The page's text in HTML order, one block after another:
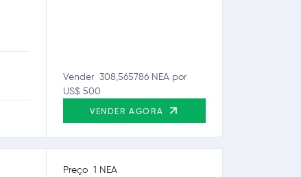
Vender 308,565786 NEA por
US$ 500
VENDER AGORA
Preço 1 NEA